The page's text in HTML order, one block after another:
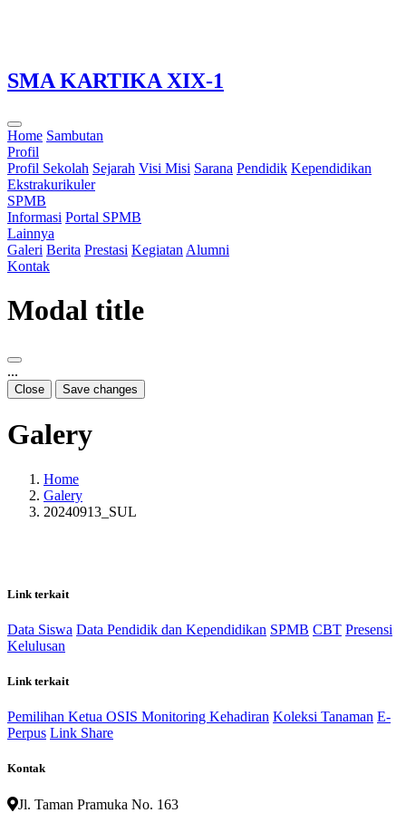
SMA KARTIKA XIX-1
Home Sambutan
Profil
Profil Sekolah Sejarah Visi Misi Sarana Pendidik Kependidikan
Ekstrakurikuler
SPMB
Informasi Portal SPMB
Lainnya
Galeri Berita Prestasi Kegiatan Alumni
Kontak
Modal title
...
Close Save changes
Galery
Home
Galery
20240913_SUL
Link terkait
Data Siswa Data Pendidik dan Kependidikan SPMB CBT Presensi
Kelulusan
Link terkait
Pemilihan Ketua OSIS Monitoring Kehadiran Koleksi Tanaman E-
Perpus Link Share
Kontak
Jl. Taman Pramuka No. 163